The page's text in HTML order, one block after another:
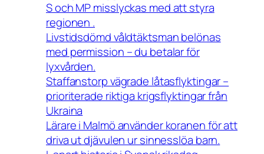
S och MP misslyckas med att styra
regionen .
Livstidsdömd våldtäktsman belönas
med permission – du betalar för
lyxvården.
Staffanstorp vägrade låtasflyktingar –
prioriterade riktiga krigsflyktingar från
Ukraina
Lärare i Malmö använder koranen för att
driva ut djävulen ur sinnesslöa barn.